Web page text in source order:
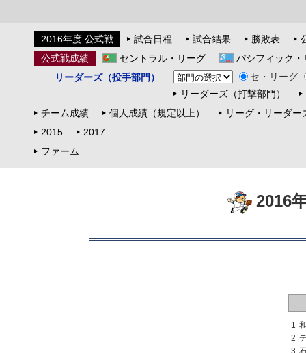
2016年度 公式戦 試合日程 試合結果 勝敗表
公式戦成績
セントラル・リーグ
パシフィック・
リーダーズ（投手部門）
セ・リーグ
リーダーズ（打撃部門）
チーム成績
個人成績（規定以上）
リーグ・リーダー
2015
2017
ファーム
2016
1
2
3